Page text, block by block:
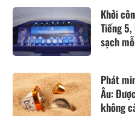
Khởi
Tiếng
sạch
Phát
Âu:
không